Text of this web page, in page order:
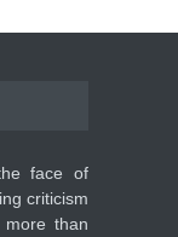
face of
criticism
than